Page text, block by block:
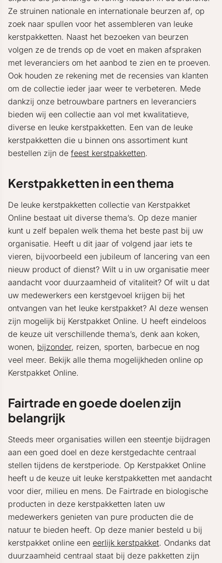
Ze struinen nationale en internationale beurzen af, op
zoek naar spullen voor het assembleren van leuke
kerstpakketten. Naast het bezoeken van beurzen
volgen ze de trends op de voet en maken afspraken
met leveranciers om het aanbod te zien en te proeven.
Ook houden ze rekening met de recensies van klanten
om de collectie ieder jaar weer te verbeteren. Mede
dankzij onze betrouwbare partners en leveranciers
bieden wij een collectie aan vol met kwalitatieve,
diverse en leuke kerstpakketten. Een van de leuke
kerstpakketten die u binnen ons assortiment kunt
bestellen zijn de feest kerstpakketten.
Kerstpakketten in een thema
De leuke kerstpakketten collectie van Kerstpakket
Online bestaat uit diverse thema’s. Op deze manier
kunt u zelf bepalen welk thema het beste past bij uw
organisatie. Heeft u dit jaar of volgend jaar iets te
vieren, bijvoorbeeld een jubileum of lancering van een
nieuw product of dienst? Wilt u in uw organisatie meer
aandacht voor duurzaamheid of vitaliteit? Of wilt u dat
uw medewerkers een kerstgevoel krijgen bij het
ontvangen van het leuke kerstpakket? Al deze wensen
zijn mogelijk bij Kerstpakket Online. U heeft eindeloos
de keuze uit verschillende thema’s, denk aan koken,
wonen, bijzonder, reizen, sporten, barbecue en nog
veel meer. Bekijk alle thema mogelijkheden online op
Kerstpakket Online.
Fairtrade en goede doelen zijn
belangrijk
Steeds meer organisaties willen een steentje bijdragen
aan een goed doel en deze kerstgedachte centraal
stellen tijdens de kerstperiode. Op Kerstpakket Online
heeft u de keuze uit leuke kerstpakketten met aandacht
voor dier, milieu en mens. De Fairtrade en biologische
producten in deze kerstpakketten laten uw
medewerkers genieten van pure producten die de
natuur te bieden heeft. Op deze manier besteld u bij
kerstpakket online een eerlijk kerstpakket. Ondanks dat
duurzaamheid centraal staat bij deze pakketten zijn